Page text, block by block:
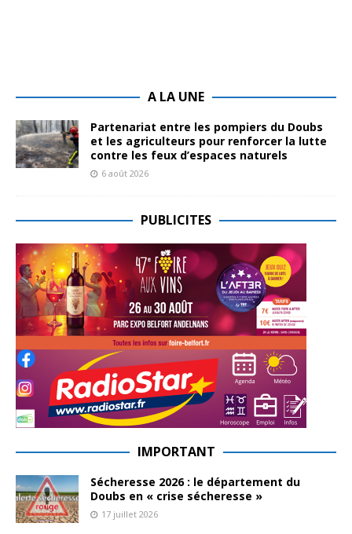
A LA UNE
Partenariat entre les pompiers du Doubs
et les agriculteurs pour renforcer la lutte
contre les feux d’espaces naturels
6 août 2026
PUBLICITES
IMPORTANT
Sécheresse 2026 : le département du
Doubs en « crise sécheresse »
17 juillet 2026